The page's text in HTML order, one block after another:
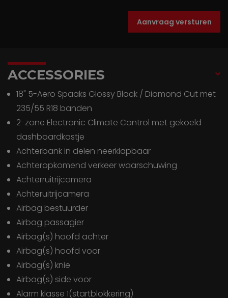
Aanvraag versturen
ACCESSORIES
18" 5-Aero Spaaks Glossy Black / Diamond Cut met
235/55 R18 banden
2-zone Electronic Climate Control met gekoeld
dashboardkastje
Achterbank in delen neerklapbaar
Achteropkomend verkeer waarschuwing
Achterruitrijcamera
Achteruitrijcamera
Airbag bestuurder
Airbag passagier
Airbag(s) hoofd achter
Airbag(s) hoofd voor
Airbag(s) knie
Airbag(s) side voor
Alarm klasse 1(startblokkering)